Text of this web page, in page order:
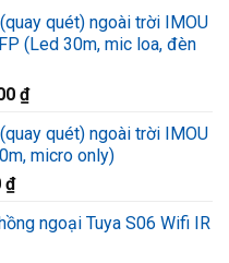
quét) ngoài trời IMOU
(Led 30m, mic loa, đèn
₫.
₫Giá
tại
là:
quét) ngoài trời IMOU
micro only)
₫.
₫Giá
tại ngoại Tuya S06 Wifi IR